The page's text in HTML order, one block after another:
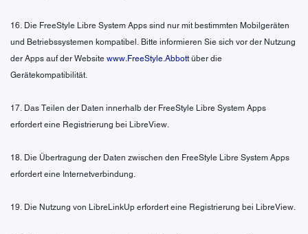
16. Die FreeStyle Libre System Apps sind nur mit bestimmten Mobilgeräten
und Betriebssystemen kompatibel. Bitte informieren Sie sich vor der Nutzung
der Apps auf der Website www.FreeStyle.Abbott über die
Gerätekompatibilität.
17. Das Teilen der Daten innerhalb der FreeStyle Libre System Apps
erfordert eine Registrierung bei LibreView.
18. Die Übertragung der Daten zwischen den FreeStyle Libre System Apps
erfordert eine Internetverbindung.
19. Die Nutzung von LibreLinkUp erfordert eine Registrierung bei LibreView.